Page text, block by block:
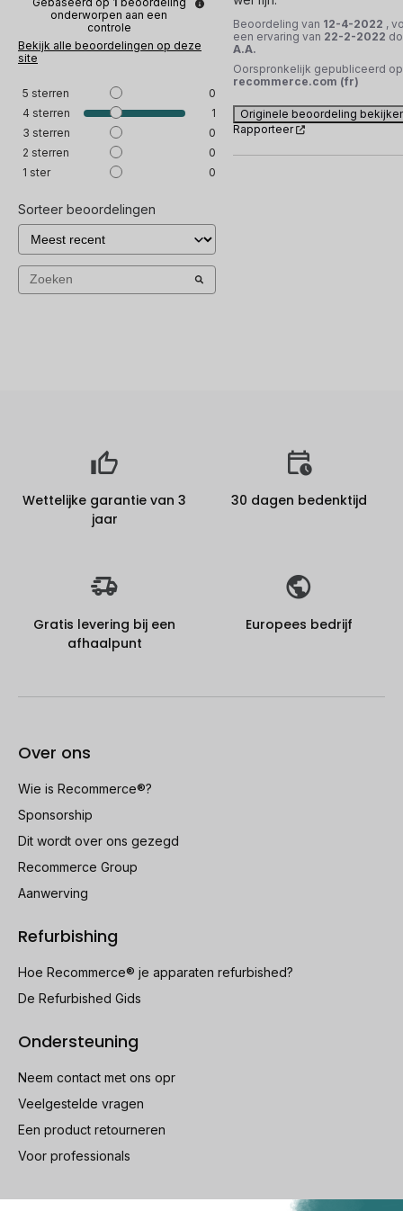
onderworpen aan een
controle
Bekijk alle beoordelingen op deze
site
5 sterren
0
4 sterren
1
3 sterren
0
2 sterren
0
1 ster 0
Sorteer beoordelingen
Beoordeling van 12-4-2022 ,
een ervaring van 22-2-2022
A.A.
Oorspronkelijk gepubliceerd op
recommerce.com (fr)
Originele beoordeling
Rapporteer
Wettelijke garantie van 3
jaar
30 dagen bedenktijd
Gratis levering bij een
afhaalpunt
Europees bedrijf
Over ons
Wie is Recommerce®?
Sponsorship
Dit wordt over ons gezegd
Recommerce Group
Aanwerving
Refurbishing
Hoe Recommerce® je apparaten refurbished?
De Refurbished Gids
Ondersteuning
Neem contact met ons opr
Veelgestelde vragen
Een product retourneren
Voor professionals